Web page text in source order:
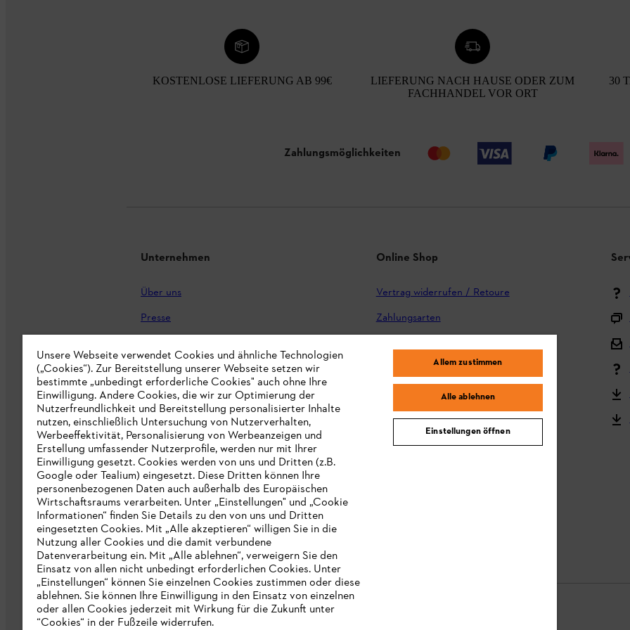
KOSTENLOSE LIEFERUNG AB 99€
LIEFERUNG NACH HAUSE ODER ZUM
FACHHANDEL VOR ORT
30
Zahlungsmöglichkeiten
Unternehmen
Über uns
Presse
STIHL Markenshop
Nachhaltigkeit
STIHL Hinweisgebersystem
Informationen für Lieferunternehmen
Erklärung zur Barrierefreiheit
Produktpiraterie
Fakten zu STIHL
Online Shop
Vertrag widerrufen / Retoure
Zahlungsarten
Reklamation und Garantie
STIHL Kooperationsprogramm
STIHL Bedienungsanleitungen
MY STIHL
Unsere Webseite verwendet Cookies und ähnliche Technologien
(„Cookies“). Zur Bereitstellung unserer Webseite setzen wir
bestimmte „unbedingt erforderliche Cookies" auch ohne Ihre
Einwilligung. Andere Cookies, die wir zur Optimierung der
Nutzerfreundlichkeit und Bereitstellung personalisierter Inhalte
nutzen, einschließlich Untersuchung von Nutzerverhalten,
Werbeeffektivität, Personalisierung von Werbeanzeigen und
Erstellung umfassender Nutzerprofile, werden nur mit Ihrer
Einwilligung gesetzt. Cookies werden von uns und Dritten (z.B.
Google oder Tealium) eingesetzt. Diese Dritten können Ihre
personenbezogenen Daten auch außerhalb des Europäischen
Wirtschaftsraums verarbeiten. Unter „Einstellungen" und „Cookie
Informationen“ finden Sie Details zu den von uns und Dritten
eingesetzten Cookies. Mit „Alle akzeptieren“ willigen Sie in die
Nutzung aller Cookies und die damit verbundene
Datenverarbeitung ein. Mit „Alle ablehnen“, verweigern Sie den
Einsatz von allen nicht unbedingt erforderlichen Cookies. Unter
„Einstellungen“ können Sie einzelnen Cookies zustimmen oder diese
ablehnen. Sie können Ihre Einwilligung in den Einsatz von einzelnen
oder allen Cookies jederzeit mit Wirkung für die Zukunft unter
“Cookies“ in der Fußzeile widerrufen.
Allem zustimmen
Alle ablehnen
Einstellungen öffnen